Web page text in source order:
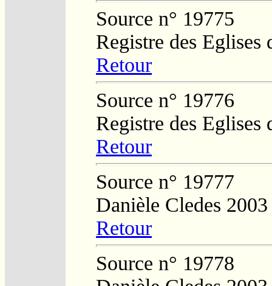
Source n° 19775
Registre des Eglises
Retour
Source n° 19776
Registre des Eglises
Retour
Source n° 19777
Danièle Cledes 2003
Retour
Source n° 19778